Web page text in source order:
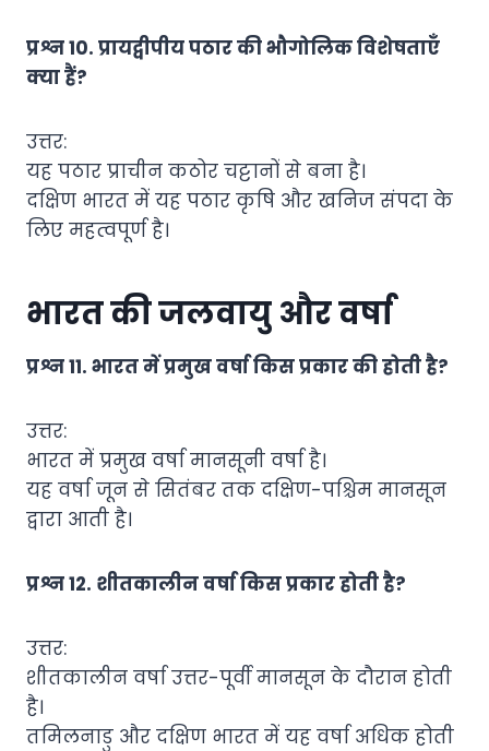
प्रश्न 10. प्रायद्वीपीय पठार की भौगोलिक विशेषताएँ
क्या हैं?
उत्तर:
यह पठार प्राचीन कठोर चट्टानों से बना है।
दक्षिण भारत में यह पठार कृषि और खनिज संपदा के
लिए महत्वपूर्ण है।
भारत की जलवायु और वर्षा
प्रश्न 11. भारत में प्रमुख वर्षा किस प्रकार की होती है?
उत्तर:
भारत में प्रमुख वर्षा मानसूनी वर्षा है।
यह वर्षा जून से सितंबर तक दक्षिण-पश्चिम मानसून
द्वारा आती है।
प्रश्न 12. शीतकालीन वर्षा किस प्रकार होती है?
उत्तर:
शीतकालीन वर्षा उत्तर-पूर्वी मानसून के दौरान होती
है।
तमिलनाडु और दक्षिण भारत में यह वर्षा अधिक होती